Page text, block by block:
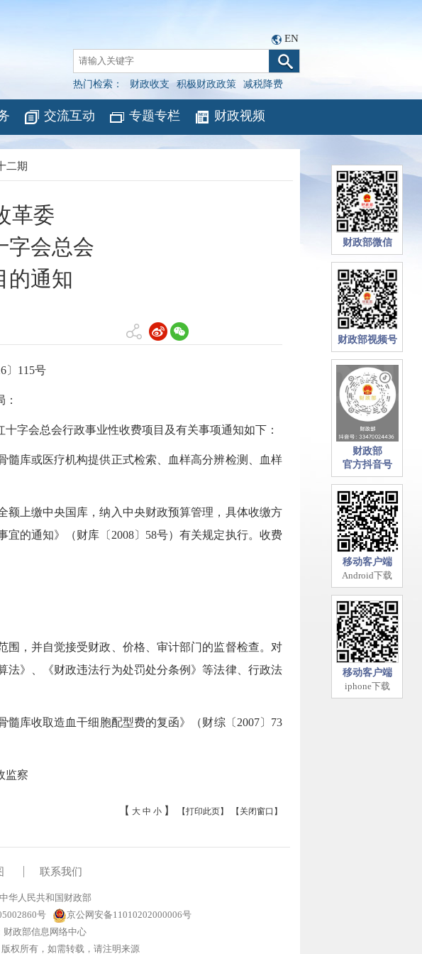
EN
热门检索： 财政收支 积极财政政策 减税降费
交流互动 专题专栏 财政视频
二期
革委
字会总会
的通知
〕115号
会总会行政事业性收费项目及有关事项通知如下：
库或医疗机构提供正式检索、血样高分辨检测、血样
上缴中央国库，纳入中央财政预算管理，具体收缴方
的通知》（财库〔2008〕58号）有关规定执行。收费
，并自觉接受财政、价格、审计部门的监督检查。对
》、《财政违法行为处罚处分条例》等法律、行政法
库收取造血干细胞配型费的复函》（财综〔2007〕73
监察
【 大 中 小 】 【打印此页】 【关闭窗口】
联系我们
华人民共和国财政部
号
京公网安备11010202000006号
财政部信息网络中心
权所有，如需转载，请注明来源
财政部微信
财政部视频号
财政部
官方抖音号
移动客户端
Android下载
移动客户端
iphone下载